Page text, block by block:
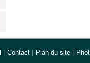
Contact Plan du site